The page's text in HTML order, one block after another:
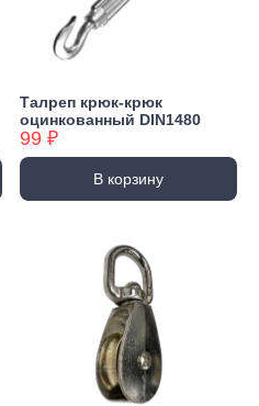
Талреп крюк-крюк
оцинкованный DIN1480
99 ₽
В корзину